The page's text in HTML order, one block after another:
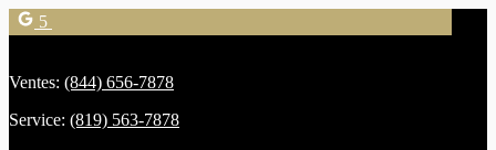
5
Ventes: (844) 656-7878
Service: (819) 563-7878